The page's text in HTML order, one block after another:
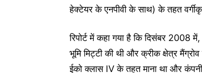
हेक्टेयर के एनपीवी के साथ) के तहत
रिपोर्ट में कहा गया है कि दिसंबर 2008 में,
भूमि मिट्टी की थी और क्रीक क्षेत्र
ईको क्लास IV के तहत माना था और